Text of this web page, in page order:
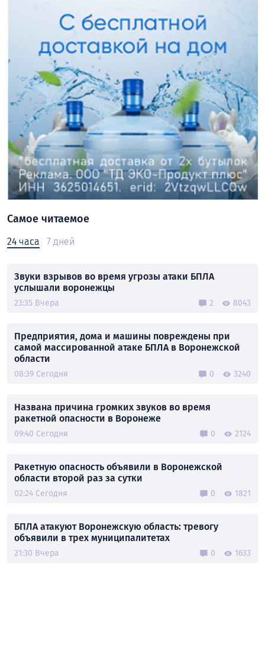
Самое читаемое
24 часа 7 дней
Звуки взрывов во время угрозы атаки БПЛА
услышали воронежцы
23:35 Вчера 2 8043
Предприятия, дома и машины повреждены при
самой массированной атаке БПЛА в Воронежской
области
08:39 Сегодня 0 3240
Названа причина громких звуков во время
ракетной опасности в Воронеже
09:40 Сегодня 0 2124
Ракетную опасность объявили в Воронежской
области второй раз за сутки
02:24 Сегодня 0 1821
БПЛА атакуют Воронежскую область: тревогу
объявили в трех муниципалитетах
21:30 Вчера 0 1633